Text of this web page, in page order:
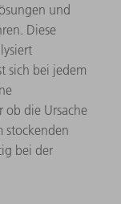
und
Diese
sich bei jedem
ob die Ursache
stockenden
bei der